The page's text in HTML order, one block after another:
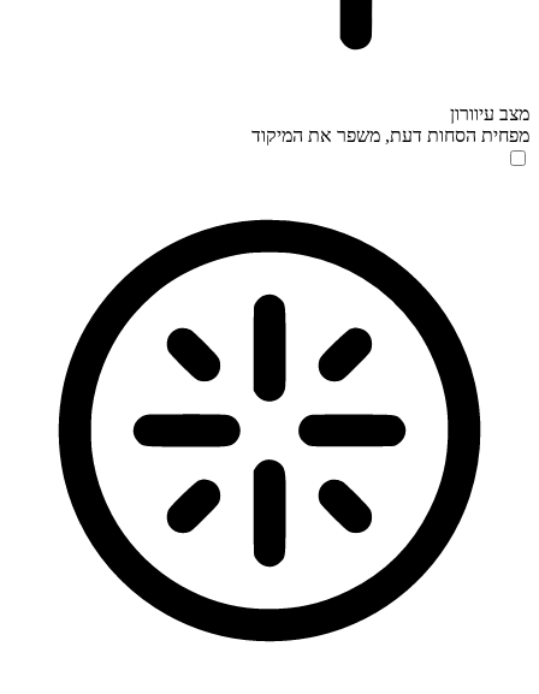
מצב עיוורון
מפחית הסחות דעת, משפר את המיקוד